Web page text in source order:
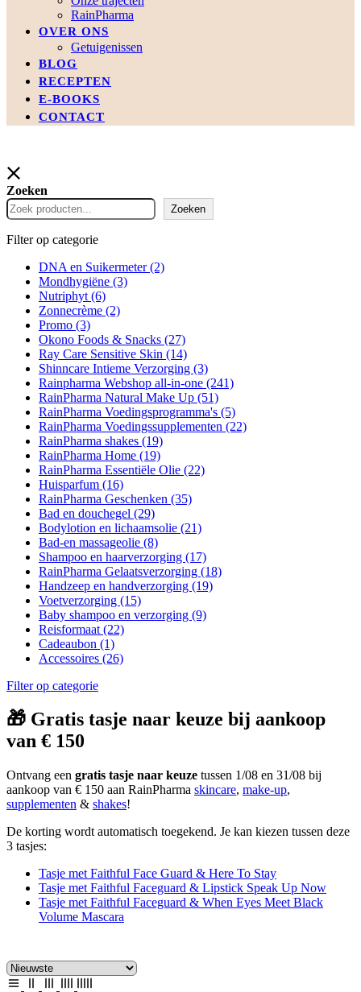
RainPharma
OVER ONS
Getuigenissen
BLOG
RECEPTEN
E-BOOKS
CONTACT
Zoeken
Zoeken
Filter op categorie
DNA en Suikermeter(2)
Mondhygiëne (3)
Nutriphyt (6)
Zonnecrème (2)
Promo (3)
Okono Foods & Snacks (27)
Ray Care Sensitive Skin (14)
Shinncare Intieme Verzorging (3)
Rainpharma Webshop all-in-one (241)
RainPharma Natural Make Up (51)
RainPharma Voedingsprogramma's (5)
RainPharma Voedingssupplementen (22)
RainPharma shakes (19)
RainPharma Home (19)
RainPharma Essentiële Olie (22)
Huisparfum (16)
RainPharma Geschenken (35)
Bad en douchegel (29)
Bodylotion en lichaamsolie (21)
Bad-en massageolie (8)
Shampoo en haarverzorging (17)
RainPharma Gelaatsverzorging (18)
Handzeep en handverzorging (19)
Voetverzorging (15)
Baby shampoo en verzorging (9)
Reisformaat (22)
Cadeaubon (1)
Accessoires (26)
Filter op categorie
🎁 Gratis tasje naar keuze bij aankoop
van € 150
Ontvang een gratis tasje naar keuze tussen 1/08 en 31/08 bij
aankoop van € 150 aan RainPharma skincare, make-up,
supplementen & shakes!
De korting wordt automatisch toegekend. Je kan kiezen tussen deze
3 tasjes:
Tasje met Faithful Face Guard & Here To Stay
Tasje met Faithful Faceguard & Lipstick Speak Up Now
Tasje met Faithful Faceguard & When Eyes Meet Black
Volume Mascara